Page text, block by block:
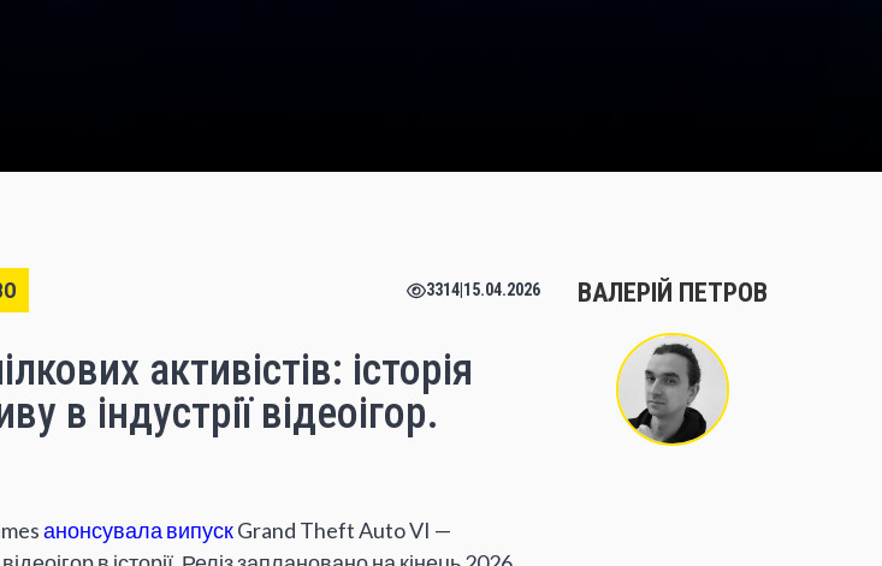
3314 15.04.2026
активістів: історія
в індустрії відеоігор.
анонсувала випускGrand Theft Auto VI —
ВАЛЕРІЙ ПЕТРОВ